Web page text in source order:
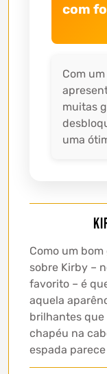
com
Com
muitas
uma
Como um
sobre Kirby –
favorito – é
aquela
brilhantes
chapéu na
espada